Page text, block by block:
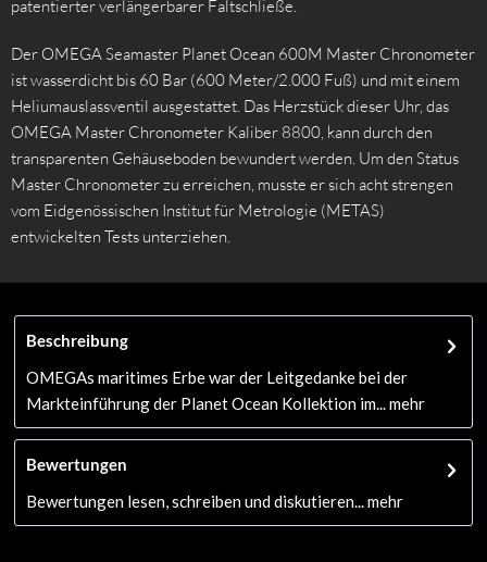
patentierter verlängerbarer Faltschließe.
Der OMEGA Seamaster Planet Ocean 600M Master Chronometer
ist wasserdicht bis 60 Bar (600 Meter/2.000 Fuß) und mit einem
Heliumauslassventil ausgestattet. Das Herzstück dieser Uhr, das
OMEGA Master Chronometer Kaliber 8800, kann durch den
transparenten Gehäuseboden bewundert werden. Um den Status
Master Chronometer zu erreichen, musste er sich acht strengen
vom Eidgenössischen Institut für Metrologie (METAS)
entwickelten Tests unterziehen.
Beschreibung
OMEGAs maritimes Erbe war der Leitgedanke bei der
Markteinführung der Planet Ocean Kollektion im...
mehr
Bewertungen
Bewertungen lesen, schreiben und diskutieren...
mehr